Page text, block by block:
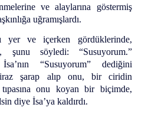
ve alaylarına göstermiş
uğramışlardı.
yer ve içerken gördüklerinde,
şunu söyledi: “Susuyorum.”
“Susuyorum” dediğini
şarap alıp onu, bir ciridin
onu koyan bir biçimde,
diye İsa’ya kaldırdı.